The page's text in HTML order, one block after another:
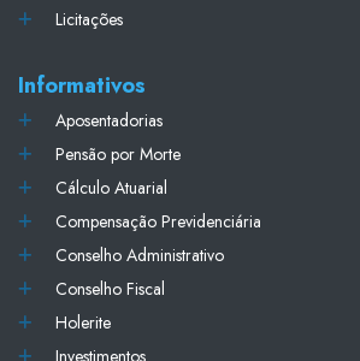
Licitações
Informativos
Aposentadorias
Pensão por Morte
Cálculo Atuarial
Compensação Previdenciária
Conselho Administrativo
Conselho Fiscal
Holerite